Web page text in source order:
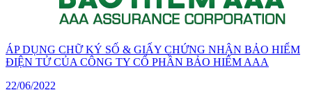
ÁP DỤNG CHỮ KÝ SỐ & GIẤY CHỨNG NHẬN BẢO HIỂM
ĐIỆN TỬ CỦA CÔNG TY CỔ PHẦN BẢO HIỂM AAA
22/06/2022